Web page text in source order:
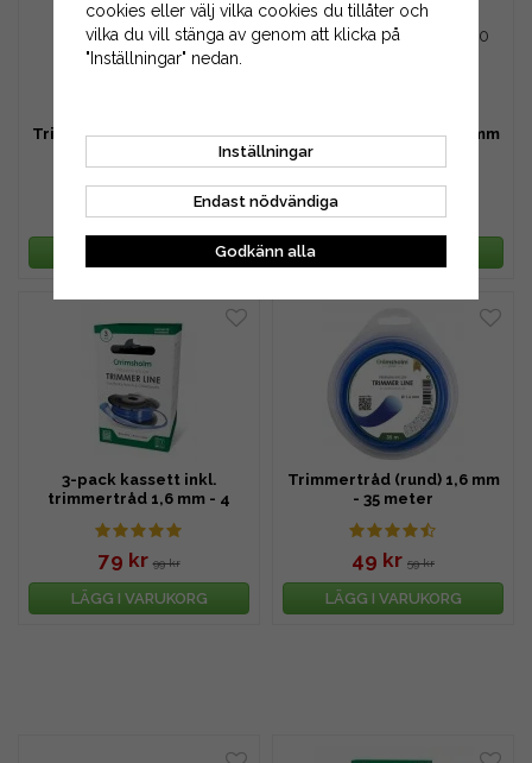
Trimmertråd (rund) 2,4 mm
39 kr 69 kr
Trimmertråd (rund) 2,0 mm
39 kr 59 kr
3-pack kassett inkl.
trimmertråd 1,6 mm - 4
79 kr 99 kr
LÄGG I VARUKORG
Trimmertråd (rund) 1,6 mm
- 35 meter
49 kr 59 kr
LÄGG I VARUKORG
cookies eller välj vilka cookies du tillåter och
vilka du vill stänga av genom att klicka på
"Inställningar" nedan.
Inställningar
Endast nödvändiga
Godkänn alla